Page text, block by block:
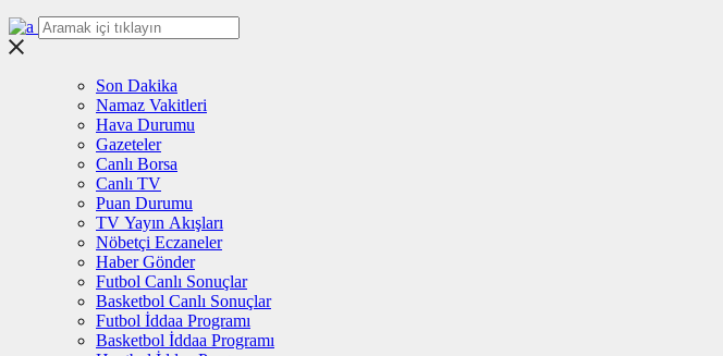
Son Dakika
Namaz Vakitleri
Hava Durumu
Gazeteler
Canlı Borsa
Canlı TV
Puan Durumu
TV Yayın Akışları
Nöbetçi Eczaneler
Haber Gönder
Futbol Canlı Sonuçlar
Basketbol Canlı Sonuçlar
Futbol İddaa Programı
Basketbol İddaa Programı